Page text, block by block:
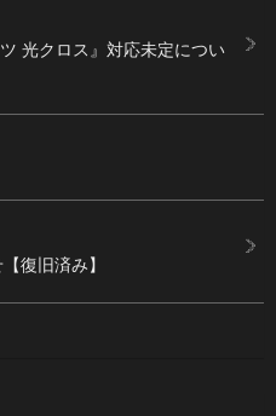
光クロス』対応未定につい
復旧済み】